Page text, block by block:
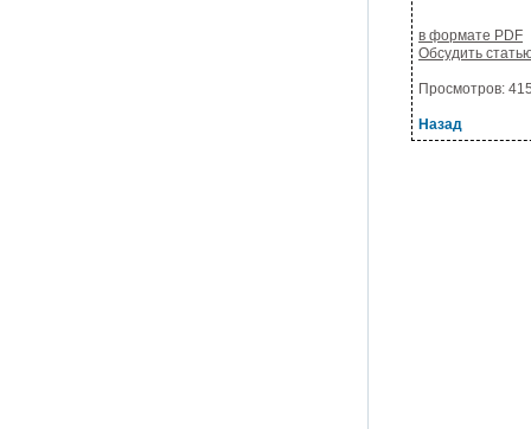
в формате PDF
Обсудить
Просмотров:
Назад